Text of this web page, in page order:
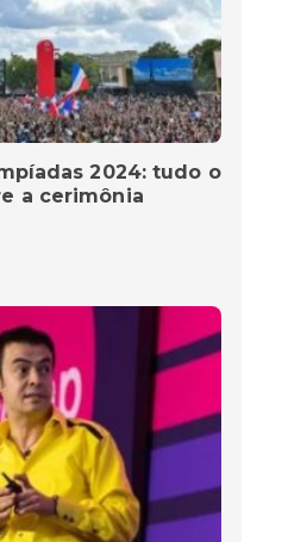
2024: tudo o
a cerimônia